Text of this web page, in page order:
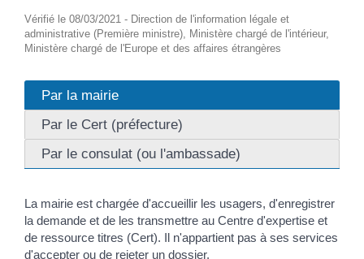
Vérifié le 08/03/2021 - Direction de l'information légale et
administrative (Première ministre), Ministère chargé de l'intérieur,
Ministère chargé de l'Europe et des affaires étrangères
Par la mairie
Par le Cert (préfecture)
Par le consulat (ou l'ambassade)
La mairie est chargée d'accueillir les usagers, d'enregistrer
la demande et de les transmettre au Centre d'expertise et
de ressource titres (Cert). Il n'appartient pas à ses services
d'accepter ou de rejeter un dossier.